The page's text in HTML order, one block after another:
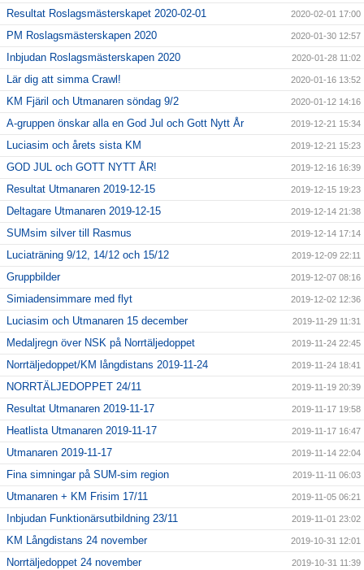
Resultat Roslagsmästerskapet 2020-02-01 2020-02-01 17:00
PM Roslagsmästerskapen 2020 2020-01-30 12:57
Inbjudan Roslagsmästerskapen 2020 2020-01-28 11:02
Lär dig att simma Crawl! 2020-01-16 13:52
KM Fjäril och Utmanaren söndag 9/2 2020-01-12 14:16
A-gruppen önskar alla en God Jul och Gott Nytt År 2019-12-21 15:34
Luciasim och årets sista KM 2019-12-21 15:23
GOD JUL och GOTT NYTT ÅR! 2019-12-16 16:39
Resultat Utmanaren 2019-12-15 2019-12-15 19:23
Deltagare Utmanaren 2019-12-15 2019-12-14 21:38
SUMsim silver till Rasmus 2019-12-14 17:14
Luciaträning 9/12, 14/12 och 15/12 2019-12-09 22:11
Gruppbilder 2019-12-07 08:16
Simiadensimmare med flyt 2019-12-02 12:36
Luciasim och Utmanaren 15 december 2019-11-29 11:31
Medaljregn över NSK på Norrtäljedoppet 2019-11-24 22:45
Norrtäljedoppet/KM långdistans 2019-11-24 2019-11-24 18:41
NORRTÄLJEDOPPET 24/11 2019-11-19 20:39
Resultat Utmanaren 2019-11-17 2019-11-17 19:58
Heatlista Utmanaren 2019-11-17 2019-11-17 16:47
Utmanaren 2019-11-17 2019-11-14 22:04
Fina simningar på SUM-sim region 2019-11-11 06:03
Utmanaren + KM Frisim 17/11 2019-11-05 06:21
Inbjudan Funktionärsutbildning 23/11 2019-11-01 23:02
KM Långdistans 24 november 2019-10-31 12:01
Norrtäljedoppet 24 november 2019-10-31 11:39